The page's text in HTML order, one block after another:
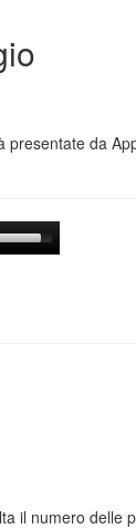
presentate da
il numero delle